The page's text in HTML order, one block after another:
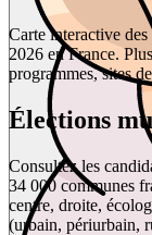
Carte interactive
2026 en France.
programmes, sites
Élections
Consultez les
34 000 communes
centre, droite,
(urbain, périurbain,